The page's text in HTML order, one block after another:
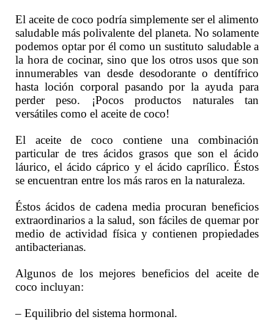
El aceite de coco podría simplemente ser el alimento
saludable más polivalente del planeta. No solamente
podemos optar por él como un sustituto saludable a
la hora de cocinar, sino que los otros usos que son
innumerables van desde desodorante o dentífrico
hasta loción corporal pasando por la ayuda para
perder peso. ¡Pocos productos naturales tan
versátiles como el aceite de coco!
El aceite de coco contiene una combinación
particular de tres ácidos grasos que son el ácido
láurico, el ácido cáprico y el ácido caprílico. Éstos
se encuentran entre los más raros en la naturaleza.
Éstos ácidos de cadena media procuran beneficios
extraordinarios a la salud, son fáciles de quemar por
medio de actividad física y contienen propiedades
antibacterianas.
Algunos de los mejores beneficios del aceite de
coco incluyan:
– Equilibrio del sistema hormonal.